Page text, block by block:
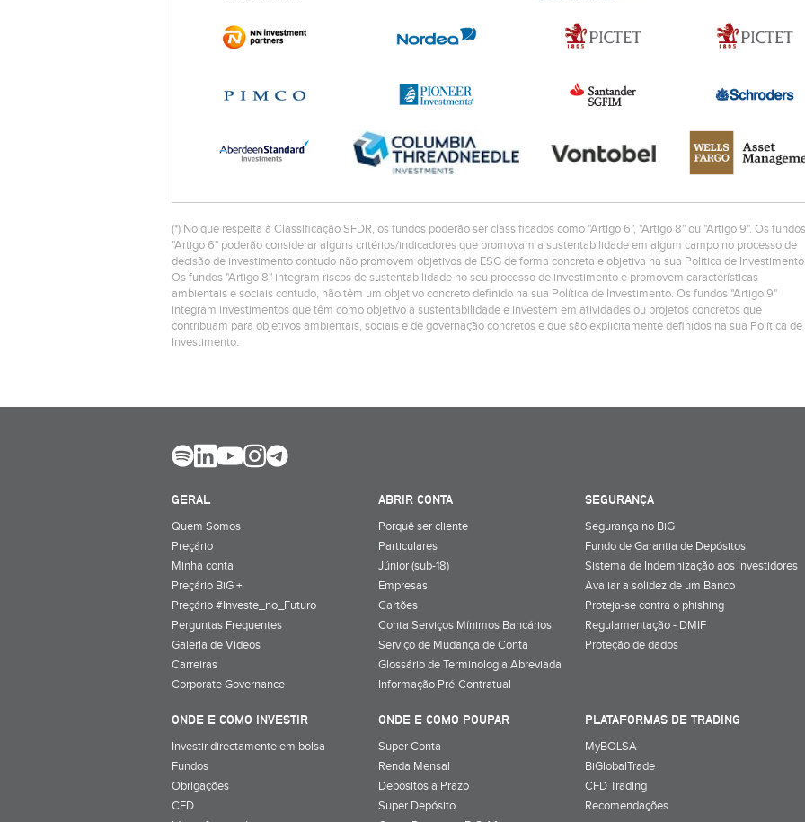
(*) No que respeita à Classificação SFDR, os fundos poderão ser classificados como "Artigo 6", "Artigo 8" ou "Artigo 9". Os fundos
"Artigo 6" poderão considerar alguns critérios/indicadores que promovam a sustentabilidade em algum campo no processo de
decisão de investimento contudo não promovem objetivos de ESG de forma concreta e objetiva na sua Política de
Os fundos "Artigo 8" integram riscos de sustentabilidade no seu processo de investimento e promovem características
ambientais e sociais contudo, não têm um objetivo concreto definido na sua Política de Investimento. Os fundos "Artigo 9"
integram investimentos que têm como objetivo a sustentabilidade e investem em atividades ou projetos concretos que
contribuam para objetivos ambientais, sociais e de governação concretos e que são explicitamente definidos na sua Política de
Investimento.
GERAL
Quem Somos
Preçário
Minha conta
Preçário BiG +
Preçário #Investe_no_Futuro
Perguntas Frequentes
Galeria de Vídeos
Carreiras
Corporate Governance
ABRIR CONTA
Porquê ser cliente
Particulares
Júnior (sub-18)
Empresas
Cartões
Conta Serviços Mínimos Bancários
Serviço de Mudança de Conta
Glossário de Terminologia Abreviada
Informação Pré-Contratual
SEGURANÇA
Segurança no BiG
Fundo de Garantia de Depósitos
Sistema de Indemnização aos Investidores
Avaliar a solidez de um Banco
Proteja-se contra o phishing
Regulamentação - DMIF
Proteção de dados
ONDE E COMO INVESTIR
Investir directamente em bolsa
Fundos
Obrigações
CFD
ONDE E COMO POUPAR
Super Conta
Renda Mensal
Depósitos a Prazo
Super Depósito
PLATAFORMAS DE TRADING
MyBOLSA
BiGlobalTrade
CFD Trading
Recomendações